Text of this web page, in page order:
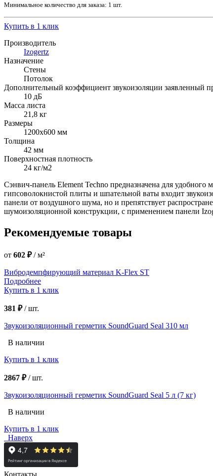
Минимальное количество для заказа: 1 шт.
Купить в 1 клик
Производитель
Izogertz
Назначение
Стены
Потолок
Дополнительный коэффициент звукоизоляции заявленный
10 дБ
Масса листа
21,8 кг
Размеры
1200х600 мм
Толщина
42 мм
Поверхностная плотность
24 кг/м2
Сэнвич-панель Element Techno предназначена для
гипсоволокнистой плиты и шпательной ваты входит
панели от воздушного шума, но и препятствует
шумоизоляционной конструкции, с применением панели
Рекомендуемые товары
от 602 ₽/м²
Вибродемпфирующий материал K-Flex ST
Подробнее
Купить в 1 клик
381 ₽/шт.
Звукоизоляционный герметик SoundGuard Seal 310 мл
В наличии
Купить в 1 клик
2867 ₽/шт.
Звукоизоляционный герметик SoundGuard Seal 5 л (7 кг)
В наличии
Купить в 1 клик
Наверх
Контакты